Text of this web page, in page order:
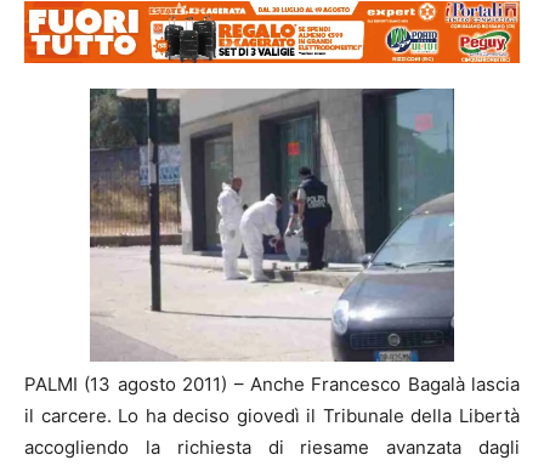
PALMI (13 agosto 2011) – Anche Francesco Bagalà lascia
il carcere. Lo ha deciso giovedì il Tribunale della Libertà
accogliendo la richiesta di riesame avanzata dagli